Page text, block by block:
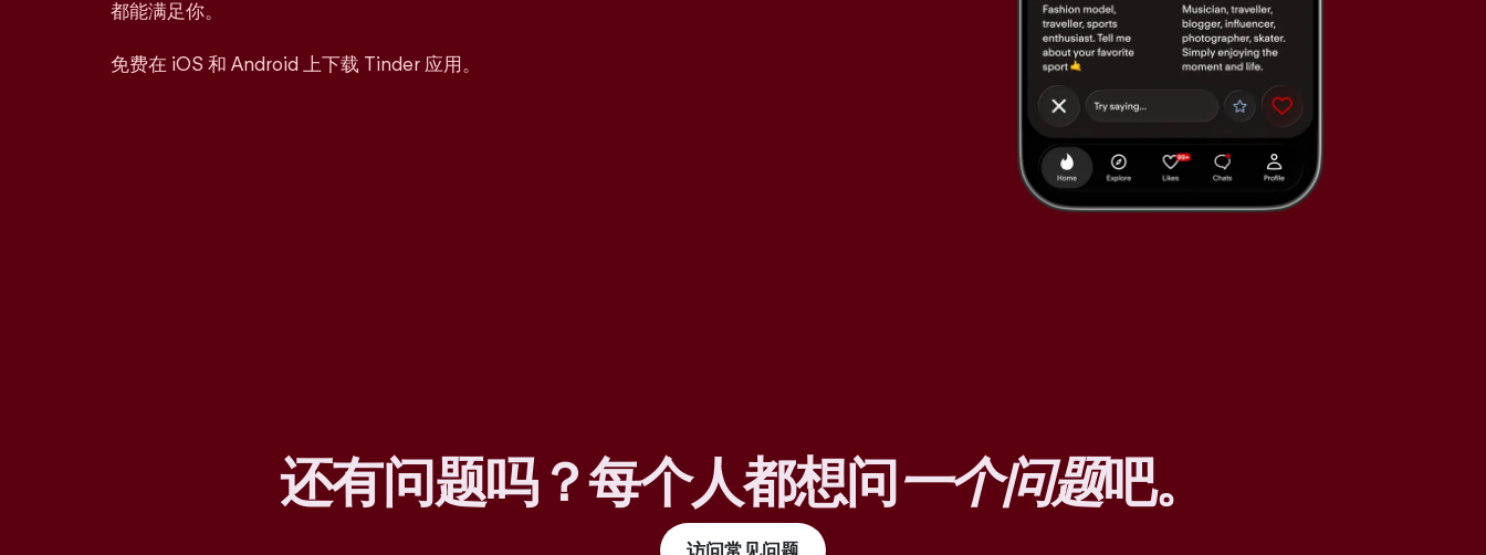
都能满足你。
免费在 iOS 和 Android 上下载 Tinder 应用。
还有问题吗？每个人都想问一个问题吧。
访问常见问题